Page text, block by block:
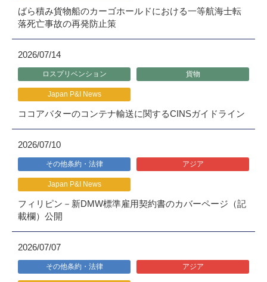
ばら積み貨物船のカーゴホールドにおける一等航海士転
落死亡事故の再発防止策
2026/07/14
ロスプリベンション 貨物
Japan P&I News
ココアバターのコンテナ輸送に関するCINSガイドライン
2026/07/10
その他条約・法律 アジア
Japan P&I News
フィリピン－新DMW標準雇用契約書のカバーページ（記
載欄）公開
2026/07/07
その他条約・法律 アジア